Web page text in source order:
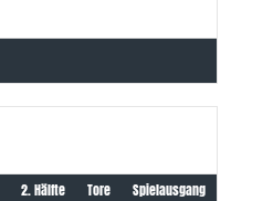
2. Hälfte Tore Spielausgang